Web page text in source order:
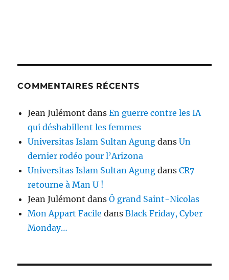
COMMENTAIRES RÉCENTS
Jean Julémont dansEn guerre contre les IA
qui déshabillent les femmes
Universitas Islam Sultan Agung dansUn
dernier rodéo pour l’Arizona
Universitas Islam Sultan Agung dansCR7
retourne à Man U !
Jean Julémont dansÔ grand Saint-Nicolas
Mon Appart Facile dansBlack Friday, Cyber
Monday…